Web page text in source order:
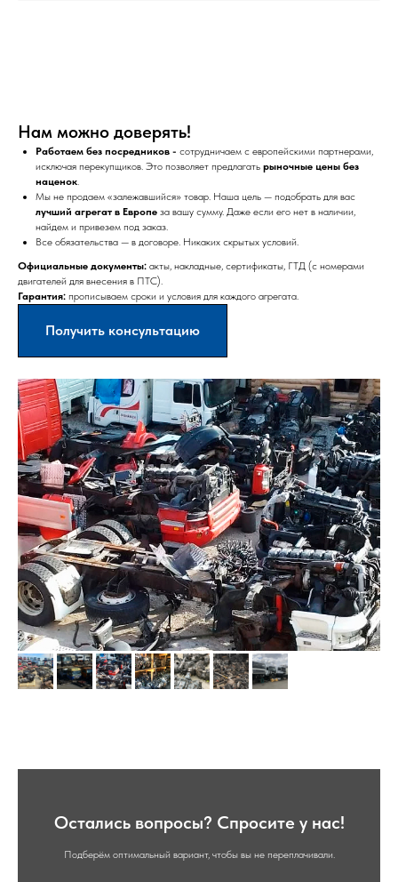
Нам можно доверять!
Работаем без посредников - сотрудничаем с европейскими партнерами,
исключая перекупщиков. Это позволяет предлагать рыночные цены без
наценок.
Мы не продаем «залежавшийся» товар. Наша цель — подобрать для вас
лучший агрегат в Европе за вашу сумму. Даже если его нет в наличии,
найдем и привезем под заказ.
Все обязательства — в договоре. Никаких скрытых условий.
Официальные документы: акты, накладные, сертификаты, ГТД (с номерами
двигателей для внесения в ПТС).
Гарантия: прописываем сроки и условия для каждого агрегата.
Получить консультацию
Остались вопросы? Спросите у нас!
Подберём оптимальный вариант, чтобы вы не переплачивали.